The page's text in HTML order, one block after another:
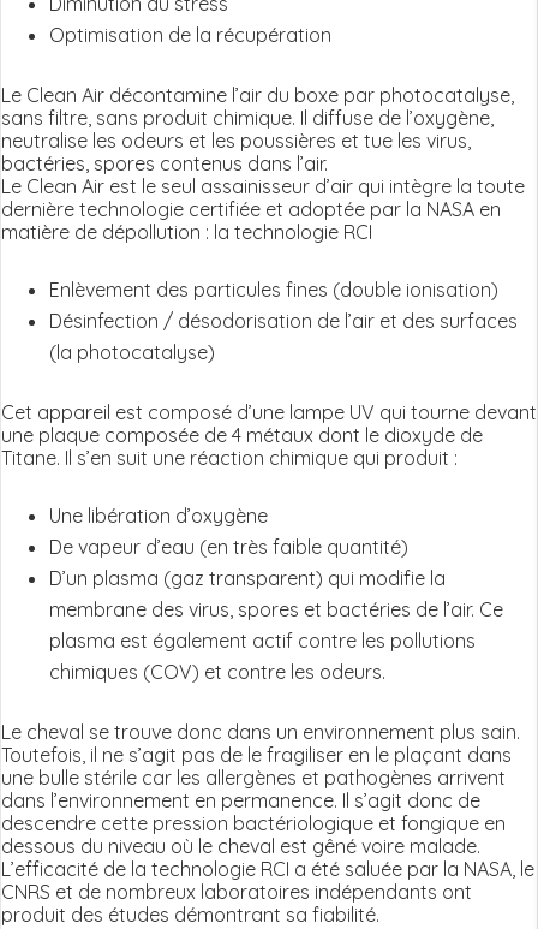
Optimisation de la récupération
Le Clean Air décontamine l’air du boxe par photocatalyse,
sans filtre, sans produit chimique. Il diffuse de l’oxygène,
neutralise les odeurs et les poussières et tue les virus,
bactéries, spores contenus dans l’air.
Le Clean Air est le seul assainisseur d’air qui intègre la toute
dernière technologie certifiée et adoptée par la NASA en
matière de dépollution : la technologie RCI
Enlèvement des particules fines (double ionisation)
Désinfection / désodorisation de l’air et des surfaces
(la photocatalyse)
Cet appareil est composé d’une lampe UV qui tourne devant
une plaque composée de 4 métaux dont le dioxyde de
Titane. Il s’en suit une réaction chimique qui produit :
Une libération d’oxygène
De vapeur d’eau (en très faible quantité)
D’un plasma (gaz transparent) qui modifie la
membrane des virus, spores et bactéries de l’air. Ce
plasma est également actif contre les pollutions
chimiques (COV) et contre les odeurs.
Le cheval se trouve donc dans un environnement plus sain.
Toutefois, il ne s’agit pas de le fragiliser en le plaçant dans
une bulle stérile car les allergènes et pathogènes arrivent
dans l’environnement en permanence. Il s’agit donc de
descendre cette pression bactériologique et fongique en
dessous du niveau où le cheval est gêné voire malade.
L’efficacité de la technologie RCI a été saluée par la NASA, le
CNRS et de nombreux laboratoires indépendants ont
produit des études démontrant sa fiabilité.